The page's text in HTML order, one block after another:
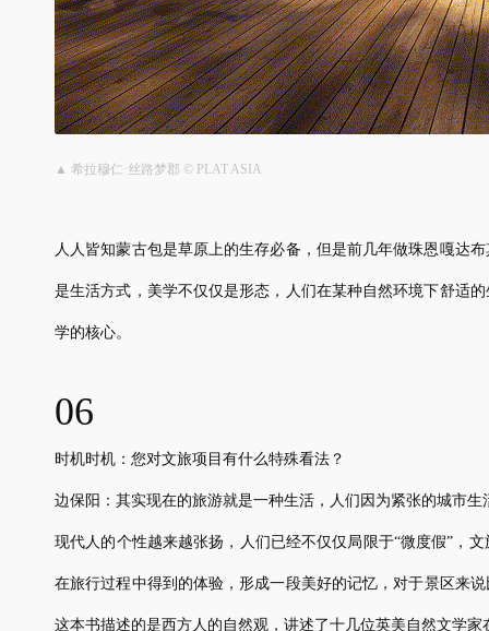
▲ 希拉穆仁·丝路梦郡 © PLAT ASIA
人人皆知蒙古包是草原上的生存必备，但是前几年做珠恩嘎达
是生活方式，美学不仅仅是形态，人们在某种自然环境下舒适
学的核心。
06
时机时机：您对文旅项目有什么特殊看法？
边保阳：其实现在的旅游就是一种生活，人们因为紧张的城市
现代人的个性越来越张扬，人们已经不仅仅局限于“微度假”，
在旅行过程中得到的体验，形成一段美好的记忆，对于景区来
这本书描述的是西方人的自然观，讲述了十几位英美自然文学